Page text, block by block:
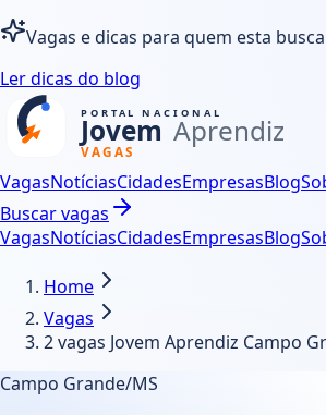
Vagas e dicas para quem esta
Ler dicas do blog
VagasNotíciasCidadesEmpresasBlog
Buscar vagas
VagasNotíciasCidadesEmpresasBlog
Home
Vagas
2 vagas Jovem Aprendiz Campo
Campo Grande/MS